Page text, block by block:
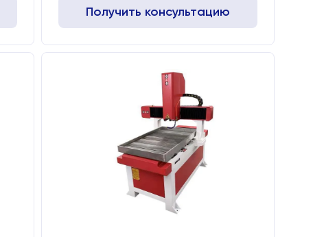
Получить консультацию